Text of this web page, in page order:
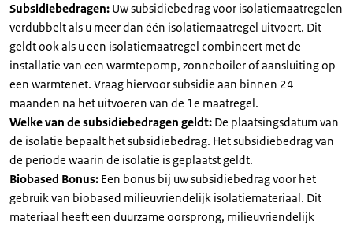
Subsidiebedragen: Uw subsidiebedrag voor isolatiemaatregelen
verdubbelt als u meer dan één isolatiemaatregel uitvoert. Dit
geldt ook als u een isolatiemaatregel combineert met de
installatie van een warmtepomp, zonneboiler of aansluiting op
een warmtenet. Vraag hiervoor subsidie aan binnen 24
maanden na het uitvoeren van de 1e maatregel.
Welke van de subsidiebedragen geldt: De plaatsingsdatum van
de isolatie bepaalt het subsidiebedrag. Het subsidiebedrag van
de periode waarin de isolatie is geplaatst geldt.
Biobased Bonus: Een bonus bij uw subsidiebedrag voor het
gebruik van biobased milieuvriendelijk isolatiemateriaal. Dit
materiaal heeft een duurzame oorsprong, milieuvriendelijk